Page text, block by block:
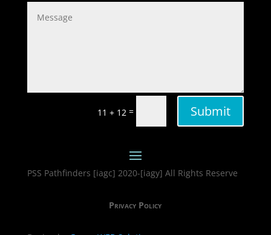
11 + 12 = Submit
PSS Pathfinders [iagc] 2020-[iagy] All Rights Reserve
Privacy Policy